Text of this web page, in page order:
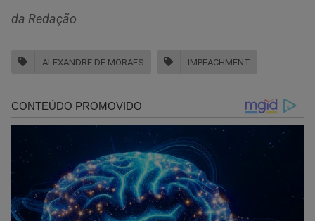
da Redação
ALEXANDRE DE MORAES IMPEACHMENT